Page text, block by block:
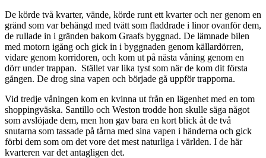
De körde två kvarter, vände, körde runt ett kvarter och ner genom en
gränd som var behängd med tvätt som fladdrade i linor ovanför dem,
de rullade in i gränden bakom Graafs byggnad. De lämnade bilen
med motorn igång och gick in i byggnaden genom källardörren,
vidare genom korridoren, och kom ut på nästa våning genom en
dörr under trappan. Stället var lika tyst som när de kom dit första
gången. De drog sina vapen och började gå uppför trapporna.
Vid tredje våningen kom en kvinna ut från en lägenhet med en tom
shoppingväska. Santillo och Weston trodde hon skulle säga något
som avslöjade dem, men hon gav bara en kort blick åt de två
snutarna som tassade på tårna med sina vapen i händerna och gick
förbi dem som om det vore det mest naturliga i världen. I de här
kvarteren var det antagligen det.